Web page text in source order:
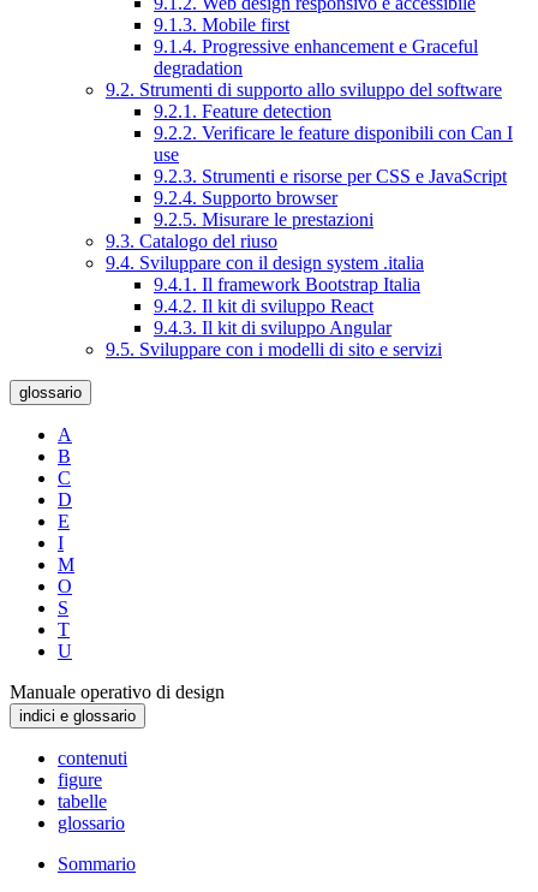
9.1.3. Mobile first
9.1.4. Progressive enhancement e Graceful
degradation
9.2. Strumenti di supporto allo sviluppo del software
9.2.1. Feature detection
9.2.2. Verificare le feature disponibili con Can I
use
9.2.3. Strumenti e risorse per CSS e JavaScript
9.2.4. Supporto browser
9.2.5. Misurare le prestazioni
9.3. Catalogo del riuso
9.4. Sviluppare con il design system .italia
9.4.1. Il framework Bootstrap Italia
9.4.2. Il kit di sviluppo React
9.4.3. Il kit di sviluppo Angular
9.5. Sviluppare con i modelli di sito e servizi
glossario
A
B
C
D
E
I
M
O
S
T
U
Manuale operativo di design
indici e glossario
contenuti
figure
tabelle
glossario
Sommario